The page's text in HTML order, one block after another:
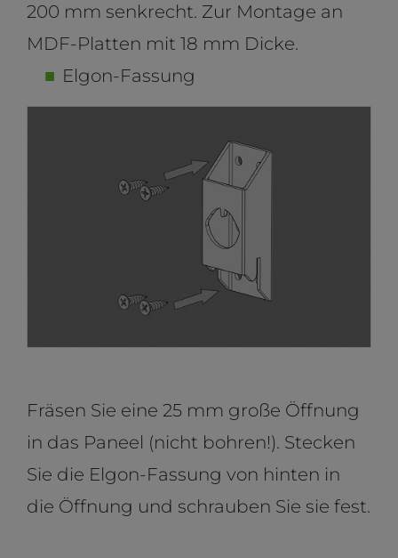
200 mm senkrecht. Zur Montage an
MDF-Platten mit 18 mm Dicke.
Elgon-Fassung
Fräsen Sie eine 25 mm große Öffnung
in das Paneel (nicht bohren!). Stecken
Sie die Elgon-Fassung von hinten in
die Öffnung und schrauben Sie sie fest.